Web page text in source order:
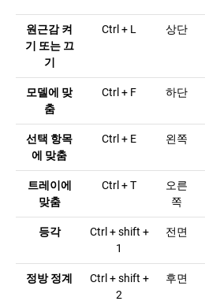
원근감 켜
기 또는 끄
기
Ctrl + L 상단
모델에 맞
춤
Ctrl + F 하단
선택 항목
에 맞춤
Ctrl + E 왼쪽
트레이에
맞춤
Ctrl + T
오른
쪽
등각
Ctrl + shift +
1
전면
정방 정계
Ctrl + shift +
2
후면